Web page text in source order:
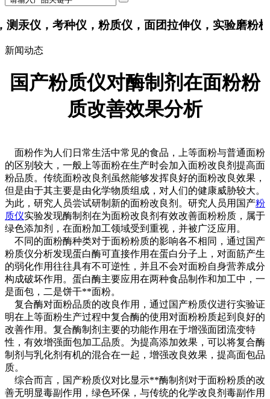
仪，考种仪，粉质仪，面团拉伸仪，实验磨粉机
新闻动态
国产粉质仪对酶制剂在面粉粉
质改善效果分析
面粉作为人们日常生活中常见的食品，上等面粉与普通面粉
的区别较大，一般上等面粉在生产时会加入面粉改良剂提高面
粉品质。传统面粉改良剂虽然能够发挥良好的面粉改良效果，
但是由于其主要是由化学物质组成，对人们的健康威胁较大。
为此，研究人员尝试研制新的面粉改良剂。研究人员用国产粉
质仪实验发现酶制剂在为面粉改良剂有效改善面粉粉质，属于
绿色添加剂，在面粉加工领域受到重视，并被广泛应用。
不同的面粉酶种类对于面粉粉质的影响各不相同，通过国产
粉质仪分析发现蛋白酶可直接作用在蛋白分子上，对面筋产生
的弱化作用往往具有不可逆性，并且不会对面粉自身营养成分
构成破坏作用。蛋白酶主要应用在两种食品制作和加工中，一
是面包，二是饼干**面粉。
复合酶对面粉品质的改良作用，通过国产粉质仪进行实验证
明在上等面粉生产过程中复合酶的使用对面粉粉质起到良好的
改善作用。复合酶制剂主要的功能作用在于增强面团流变特
性，有效增强面包加工品质。为提高添加效果，可以将复合酶
制剂与乳化剂有机的混合在一起，增强改良效果，提高面包品
质。
综合而言，国产粉质仪对比显示**酶制剂对于面粉粉质的改
善无明显毒副作用，绿色环保，与传统的化学改良剂毒副作用